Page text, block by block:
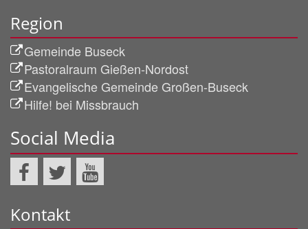
Region
Gemeinde Buseck
Pastoralraum Gießen-Nordost
Evangelische Gemeinde Großen-Buseck
Hilfe! bei Missbrauch
Social Media
Kontakt